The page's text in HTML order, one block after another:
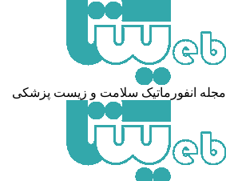
انفورماتیک سلامت و زیست پزشکی